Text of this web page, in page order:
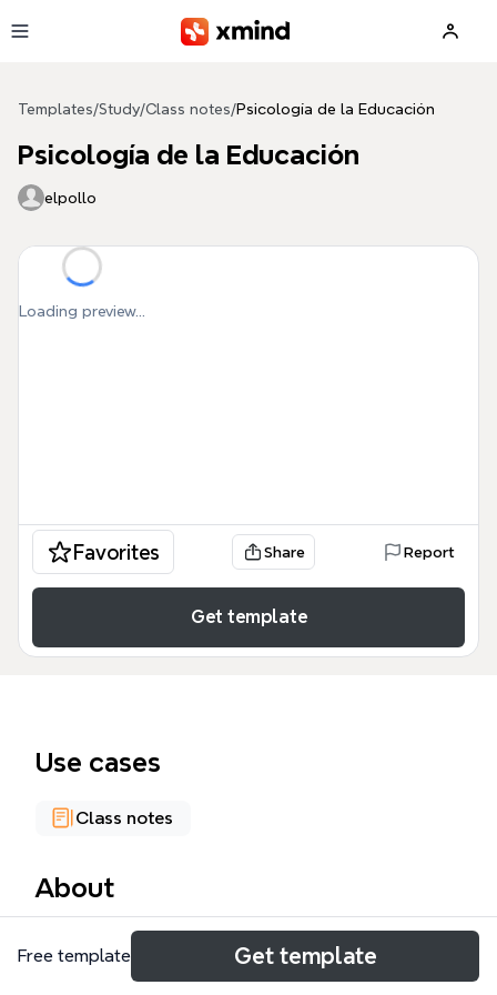
Templates/Study/Class notes/Psicología de la Educación
Psicología de la Educación
elpollo
Loading preview...
Favorites Share Report
Get template
Use cases
Class notes
About
El mapa mental de Psicología de la Educación, con
76 nodos, cubre los fundamentos teóricos y
Free template Get template